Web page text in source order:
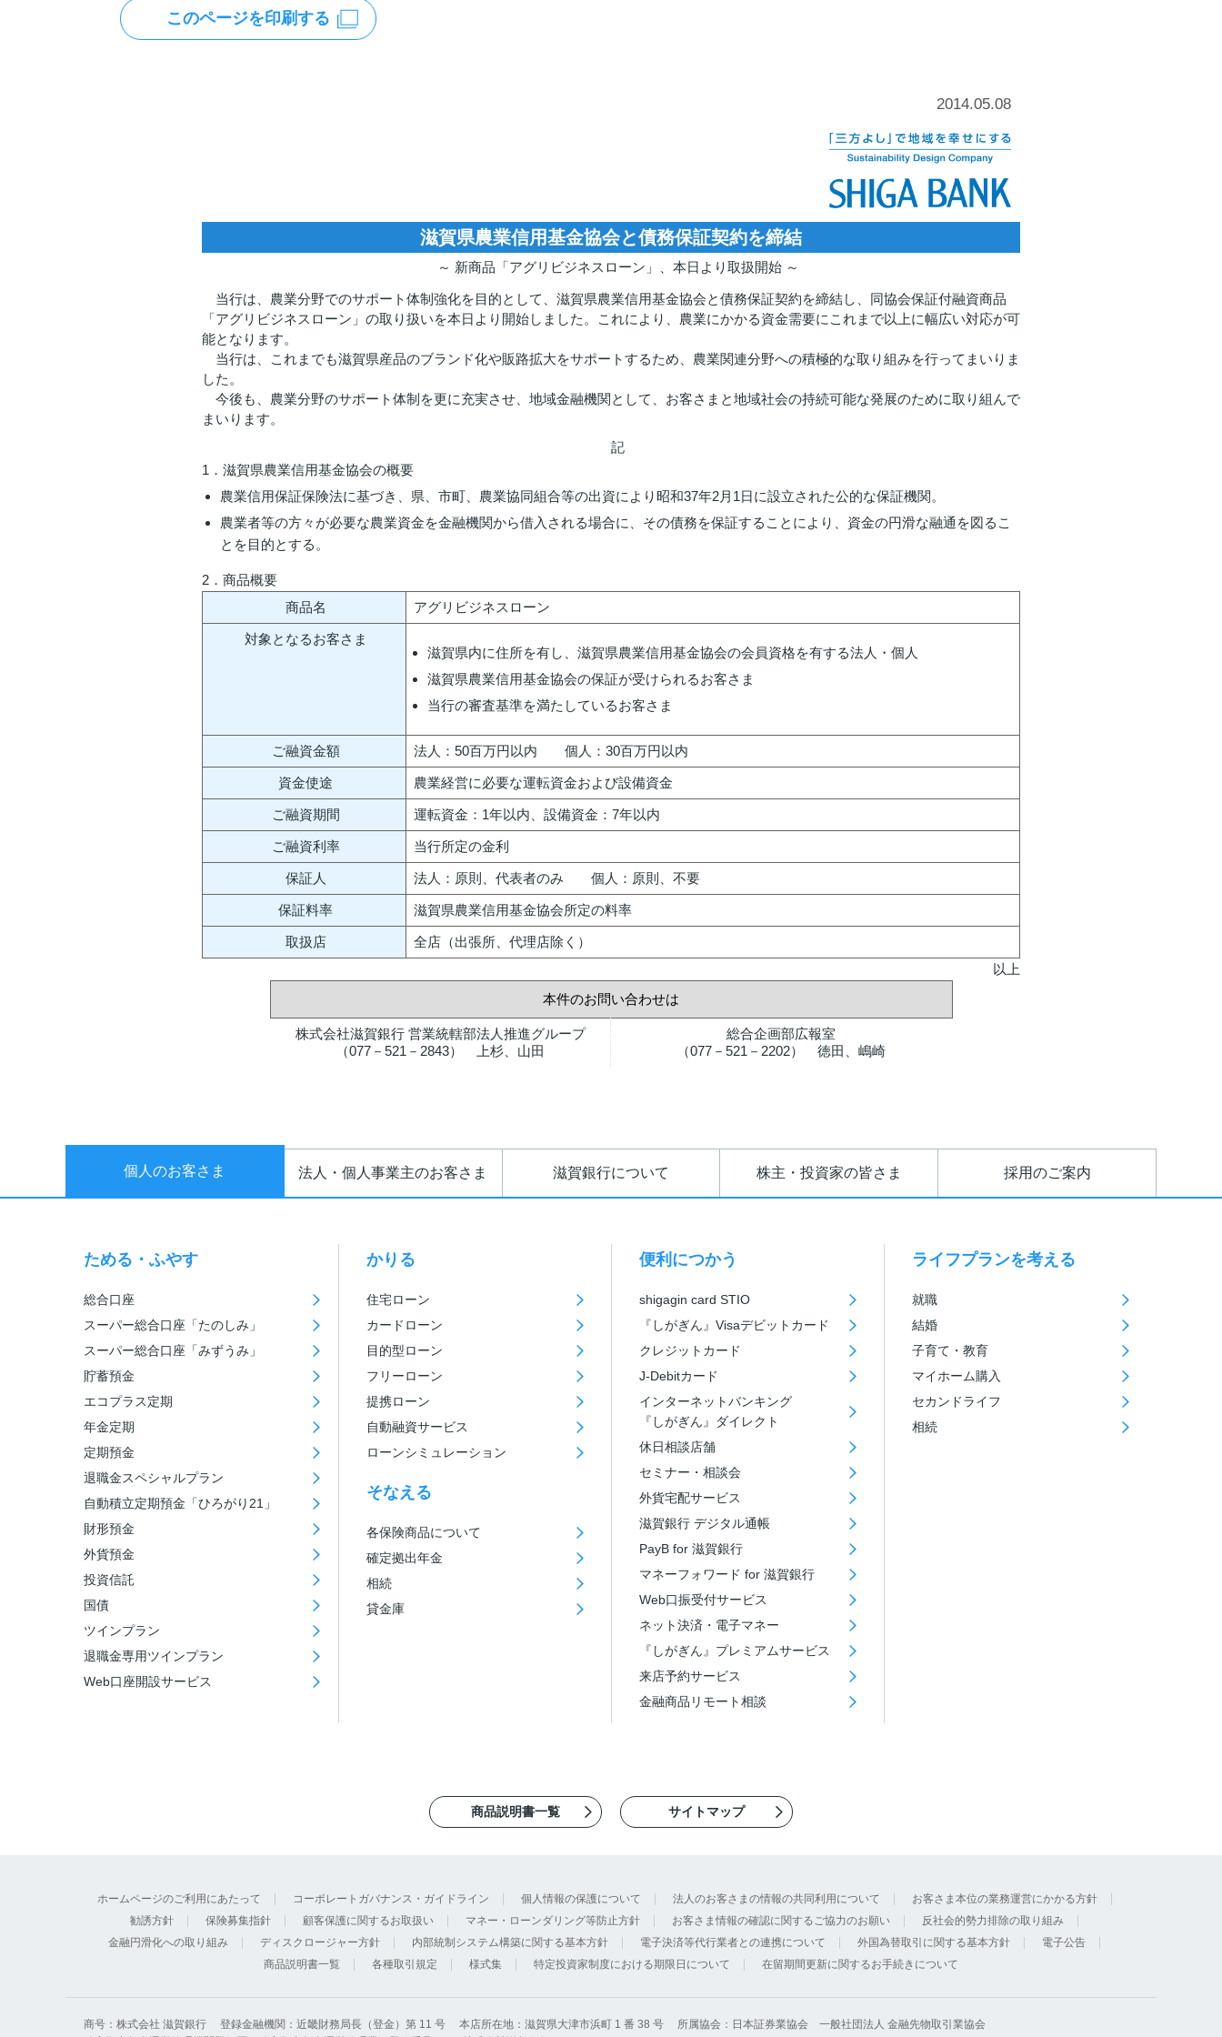
このページを印刷する
2014.05.08
滋賀県農業信用基金協会と債務保証契約を締結
～ 新商品「アグリビジネスローン」、本日より取扱開始 ～
当行は、農業分野でのサポート体制強化を目的として、滋賀県農業信用基金協会と債務保証契約を締結し、同協会保証付融資商品
「アグリビジネスローン」の取り扱いを本日より開始しました。これにより、農業にかかる資金需要にこれまで以上に幅広い対応が可
能となります。
当行は、これまでも滋賀県産品のブランド化や販路拡大をサポートするため、農業関連分野への積極的な取り組みを行ってまいりま
した。
今後も、農業分野のサポート体制を更に充実させ、地域金融機関として、お客さまと地域社会の持続可能な発展のために取り組んで
まいります。
記
1．滋賀県農業信用基金協会の概要
農業信用保証保険法に基づき、県、市町、農業協同組合等の出資により昭和37年2月1日に設立された公的な保証機関。
農業者等の方々が必要な農業資金を金融機関から借入される場合に、その債務を保証することにより、資金の円滑な融通を図るこ
とを目的とする。
2．商品概要
商品名
アグリビジネスローン
対象となるお客さま
滋賀県内に住所を有し、滋賀県農業信用基金協会の会員資格を有する法人・個人
滋賀県農業信用基金協会の保証が受けられるお客さま
当行の審査基準を満たしているお客さま
ご融資金額 法人：50百万円以内 個人：30百万円以内
資金使途 農業経営に必要な運転資金および設備資金
ご融資期間 運転資金：1年以内、設備資金：7年以内
ご融資利率 当行所定の金利
保証人 法人：原則、代表者のみ 個人：原則、不要
保証料率 滋賀県農業信用基金協会所定の料率
取扱店
全店（出張所、代理店除く）
以上
本件のお問い合わせは
株式会社滋賀銀行 営業統轄部法人推進グループ
（077－521－2843） 上杉、山田
総合企画部広報室
（077－521－2202） 徳田、嶋崎
個人のお客さま 法人・個人事業主のお客さま 滋賀銀行について 株主・投資家の皆さま 採用のご案内
ためる・ふやす
総合口座
スーパー総合口座「たのしみ」
スーパー総合口座「みずうみ」
貯蓄預金
エコプラス定期
年金定期
定期預金
退職金スペシャルプラン
自動積立定期預金「ひろがり21」
財形預金
外貨預金
投資信託
国債
ツインプラン
退職金専用ツインプラン
Web口座開設サービス
かりる
住宅ローン
カードローン
目的型ローン
フリーローン
提携ローン
自動融資サービス
ローンシミュレーション
そなえる
各保険商品について
確定拠出年金
相続
貸金庫
便利につかう
shigagin card STIO
『しがぎん』Visaデビットカード
クレジットカード
J-Debitカード
インターネットバンキング
『しがぎん』ダイレクト
休日相談店舗
セミナー・相談会
外貨宅配サービス
滋賀銀行 デジタル通帳
PayB for 滋賀銀行
マネーフォワード for 滋賀銀行
Web口振受付サービス
ネット決済・電子マネー
『しがぎん』プレミアムサービス
来店予約サービス
金融商品リモート相談
ライフプランを考える
就職
結婚
子育て・教育
マイホーム購入
セカンドライフ
相続
商品説明書一覧 サイトマップ
ホームページのご利用にあたって コーポレートガバナンス・ガイドライン 個人情報の保護について 法人のお客さまの情報の共同利用について
お客さま本位の業務運営にかかる方針
勧誘方針
保険募集指針 顧客保護に関するお取扱い マネー・ローンダリング等防止方針 お客さま情報の確認に関するご協力のお願い
反社会的勢力排除の取り組み
金融円滑化への取り組み
ディスクロージャー方針 内部統制システム構築に関する基本方針 電子決済等代行業者との連携について 外国為替取引に関する基本方針
電子公告
商品説明書一覧
各種取引規定 様式集 特定投資家制度における期限日について 在留期間更新に関するお手続きについて
商号：株式会社 滋賀銀行 登録金融機関：近畿財務局長（登金）第 11 号 本店所在地：滋賀県大津市浜町 1 番 38 号
所属協会：日本証券業協会 一般社団法人 金融先物取引業協会